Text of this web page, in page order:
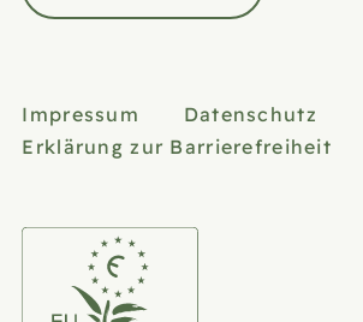
Impressum
Datenschutz
Erklärung zur Barrierefreiheit